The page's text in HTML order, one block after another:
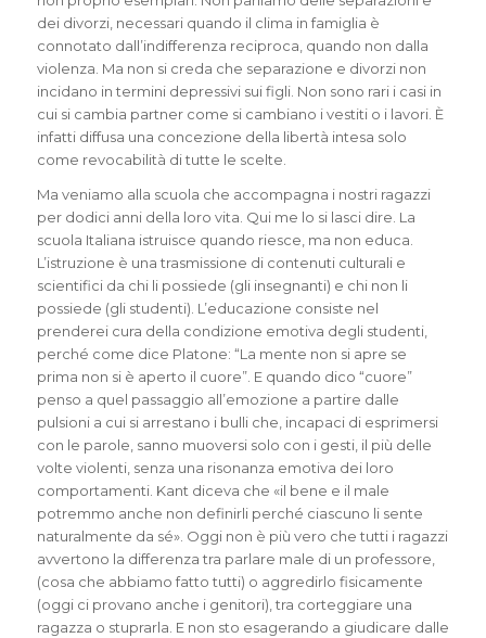
dei divorzi, necessari quando il clima in famiglia è
connotato dall’indifferenza reciproca, quando non dalla
violenza. Ma non si creda che separazione e divorzi non
incidano in termini depressivi sui figli. Non sono rari i casi in
cui si cambia partner come si cambiano i vestiti o i lavori. È
infatti diffusa una concezione della libertà intesa solo
come revocabilità di tutte le scelte.
Ma veniamo alla scuola che accompagna i nostri ragazzi
per dodici anni della loro vita. Qui me lo si lasci dire. La
scuola Italiana istruisce quando riesce, ma non educa.
L’istruzione è una trasmissione di contenuti culturali e
scientifici da chi li possiede (gli insegnanti) e chi non li
possiede (gli studenti). L’educazione consiste nel
prenderei cura della condizione emotiva degli studenti,
perché come dice Platone: “La mente non si apre se
prima non si è aperto il cuore”. E quando dico “cuore”
penso a quel passaggio all’emozione a partire dalle
pulsioni a cui si arrestano i bulli che, incapaci di esprimersi
con le parole, sanno muoversi solo con i gesti, il più delle
volte violenti, senza una risonanza emotiva dei loro
comportamenti. Kant diceva che «il bene e il male
potremmo anche non definirli perché ciascuno li sente
naturalmente da sé». Oggi non è più vero che tutti i ragazzi
avvertono la differenza tra parlare male di un professore,
(cosa che abbiamo fatto tutti) o aggredirlo fisicamente
(oggi ci provano anche i genitori), tra corteggiare una
ragazza o stuprarla. E non sto esagerando a giudicare dalle